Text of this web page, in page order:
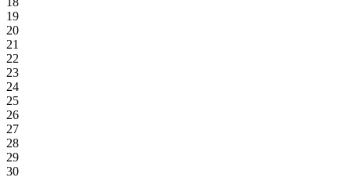
19
20
21
22
23
24
25
26
27
28
29
30